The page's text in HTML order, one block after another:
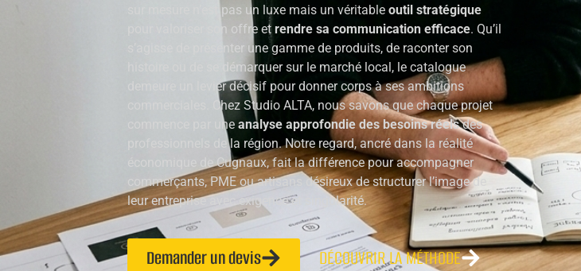
sur mesure n’est pas un luxe mais un véritable outil stratégique
pour valoriser son offre et rendre sa communication efficace. Qu’il
s’agisse de présenter une gamme de produits, de raconter son
histoire ou de se démarquer sur le marché local, le catalogue
demeure un levier décisif pour donner corps à ses ambitions
commerciales. Chez Studio ALTA, nous savons que chaque projet
commence par une analyse approfondie des besoins réelsdes
professionnels de la région. Notre regard, ancré dans la réalité
économique de Cugnaux, fait la différence pour accompagner
commerçants, PME ou artisans désireux de structurer l’image de
leur entreprise avec exigence et singularité.
Demander un devis DÉCOUVRIR LA MÉTHODE